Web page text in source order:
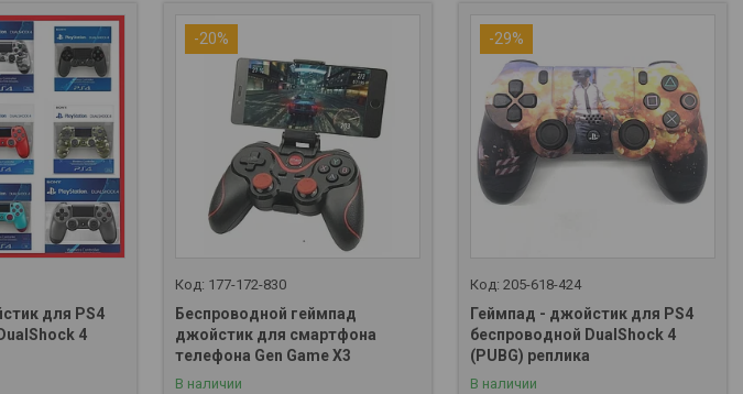
для PS4
4
-20%
177-172-830
Беспроводной геймпад
джойстик для смартфона
телефона Gen Game X3
В наличии
-29%
205-618-424
Геймпад - джойстик для PS4
беспроводной DualShock 4
(PUBG) реплика
В наличии